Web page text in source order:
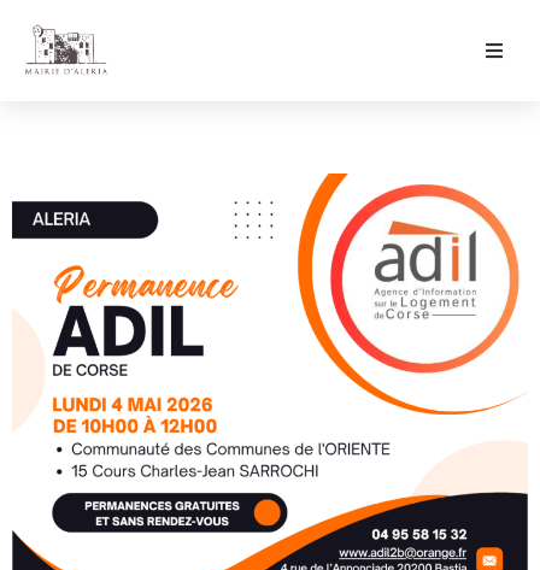
Culture & Loisirs
Mon Quotidien